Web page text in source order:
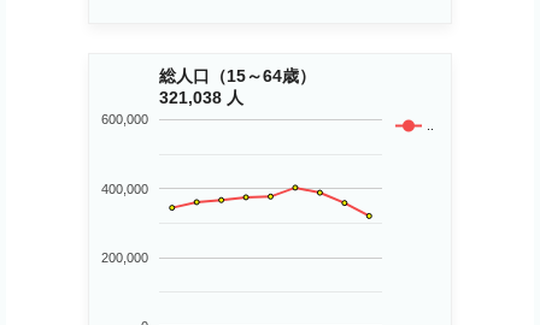
総人口（15～64歳）
321,038 人
..
200,000
400,000
600,000